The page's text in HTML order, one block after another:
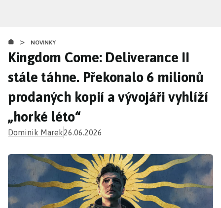
obsahu
> NOVINKY
Kingdom Come: Deliverance II
stále táhne. Překonalo 6 milionů
prodaných kopií a vývojáři vyhlíží
„horké léto“
Dominik Marek26.06.2026